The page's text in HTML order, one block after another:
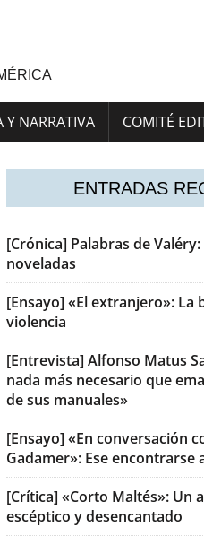
Y NARRATIVA COMITÉ
ENTRADAS
[Crónica] Palabras de
noveladas
[Ensayo] «El extranjero»: La
violencia
[Entrevista] Alfonso Matus
nada más necesario que
de sus manuales»
[Ensayo] «En conversación
Gadamer»: Ese encontrarse
[Crítica] «Corto Maltés»: Un
escéptico y desencantado